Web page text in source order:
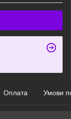
Оплата Умови